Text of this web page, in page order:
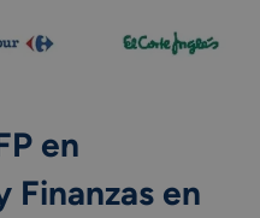
en
Finanzas en